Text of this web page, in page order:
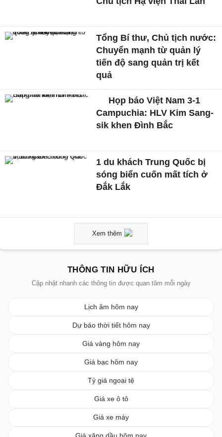
Tổng Bí thư, Chủ tịch nước:
Chuyển mạnh từ quản lý
tiến độ sang quản trị kết
quả
Họp báo Việt Nam 3-1
Campuchia: HLV Kim Sang-
sik khen Đình Bắc
1 du khách Trung Quốc bị
sóng biển cuốn mất tích ở
Đắk Lắk
Xem thêm
THÔNG TIN HỮU ÍCH
Cập nhật nhanh các thông tin được quan tâm mỗi ngày
Lịch âm hôm nay
Dự báo thời tiết hôm nay
Giá vàng hôm nay
Giá bạc hôm nay
Tỷ giá ngoại tệ
Giá xe ô tô
Giá xe máy
Giá xăng dầu hôm nay